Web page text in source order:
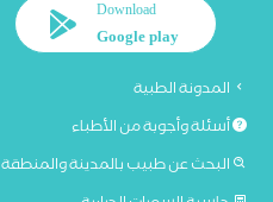
Download
Google play
المدونة الطبية
أسئلة وأجوبة من الأطباء
البحث عن طبيب بالمدينة والمنطقة